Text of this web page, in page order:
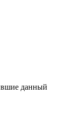
данный